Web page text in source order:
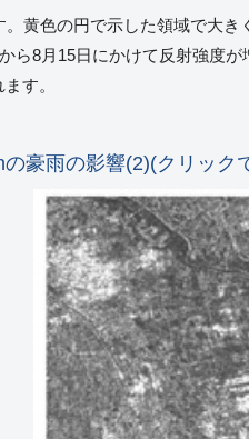
黄色の円で示した領域で大
8月15日にかけて反射強度
す。
豪雨の影響(2)(クリック